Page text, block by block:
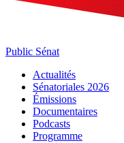
Public Sénat
Actualités
Sénatoriales 2026
Émissions
Documentaires
Podcasts
Programme